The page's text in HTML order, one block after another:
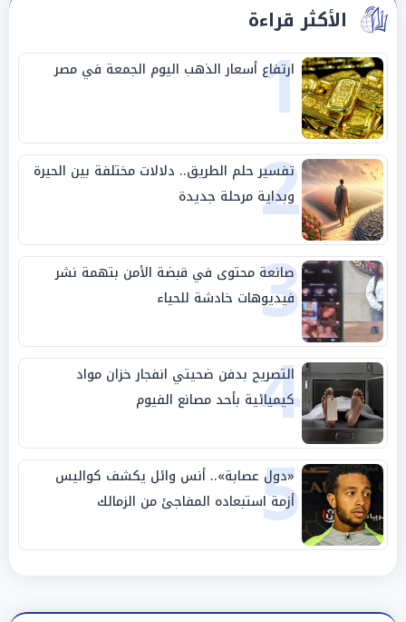
الأكثر قراءة
1
ارتفاع أسعار الذهب اليوم الجمعة في مصر
2
تفسير حلم الطريق.. دلالات مختلفة بين الحيرة
وبداية مرحلة جديدة
3
صانعة محتوى في قبضة الأمن بتهمة نشر
فيديوهات خادشة للحياء
4
التصريح بدفن ضحيتي انفجار خزان مواد
كيميائية بأحد مصانع الفيوم
5
«دول عصابة».. أنس وائل يكشف كواليس
أزمة استبعاده المفاجئ من الزمالك